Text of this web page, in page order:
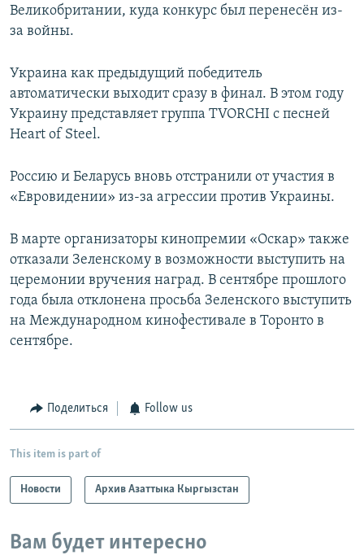
Великобритании, куда конкурс был перенесён из-
за войны.
Украина как предыдущий победитель
автоматически выходит сразу в финал. В этом году
Украину представляет группа TVORCHI с песней
Heart of Steel.
Россию и Беларусь вновь отстранили от участия в
«Евровидении» ​из-за агрессии против Украины.
В марте организаторы кинопремии «Оскар»​ также
отказали Зеленскому в возможности выступить на
церемонии вручения наград. В сентябре прошлого
года была отклонена просьба Зеленского выступить
на Международном кинофестивале в Торонто в
сентябре.
Поделиться Follow us
This item is part of
Новости Архив Азаттыка Кыргызстан
Вам будет интересно